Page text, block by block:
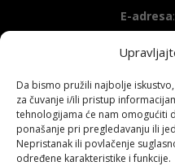
Da bismo pružili najbolje
za čuvanje i/ili pristup
tehnologijama će nam omogućiti
ponašanje pri pregledavanju ili
Nepristanak ili povlačenje
određene karakteristike i funkcije.
E-adresa:
OIB:
IBAN
SWIFT: